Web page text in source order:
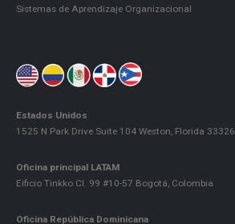
Sistemas de Aprendizaje Organizacional
Estados Unidos
1525 N Park Drive Suite 104 Weston, Florida 33326
Oficina principal LATAM
Eificio Tinkko Cl. 99 #10-57 Bogotá, Colombia
Oficina República Dominicana